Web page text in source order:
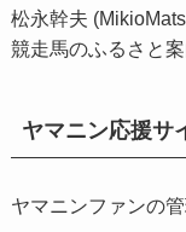
松永幹夫
競走馬のふるさと
ヤマニン応援サ
ヤマニンファンの